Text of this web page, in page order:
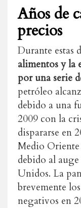
Años de
precios
Durante estas
alimentos y la
por una serie
petróleo
debido a una
2009 con la
dispararse en
Medio
debido al
Unidos. La
brevemente
negativos en